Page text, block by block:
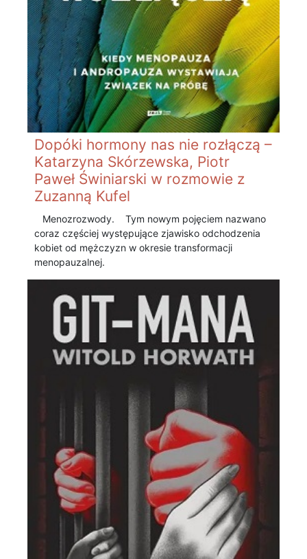
Dopóki hormony nas nie rozłączą –
Katarzyna Skórzewska, Piotr
Paweł Świniarski w rozmowie z
Zuzanną Kufel
Menozrozwody. Tym nowym pojęciem nazwano
coraz częściej występujące zjawisko odchodzenia
kobiet od mężczyzn w okresie transformacji
menopauzalnej.